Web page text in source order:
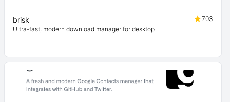
brisk
703
Ultra-fast, modern download manager for desktop